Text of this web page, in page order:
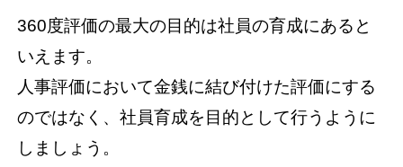
360度評価の最大の目的は社員の育成にあると
いえます。
人事評価において金銭に結び付けた評価にする
のではなく、社員育成を目的として行うように
しましょう。